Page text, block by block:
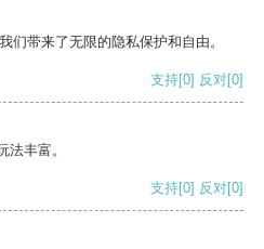
们带来了无限的隐私保护和自由。
支持[0] 反对[0]
丰富。
支持[0] 反对[0]